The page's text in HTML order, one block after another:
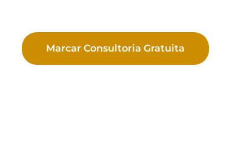
Marcar Consultoria Gratuita